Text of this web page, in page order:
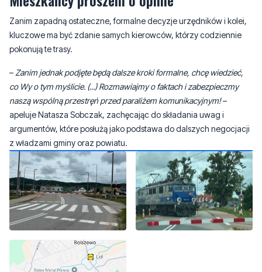
pokonują te trasy.
– Zanim jednak podjęte będą dalsze kroki formalne, chcę wiedzieć,
co Wy o tym myślicie. (...) Rozmawiajmy o faktach i zabezpieczmy
apeluje Natasza Sobczak, zachęcając do składania uwag i
argumentów, które posłużą jako podstawa do dalszych negocjacji
z władzami gminy oraz powiatu.